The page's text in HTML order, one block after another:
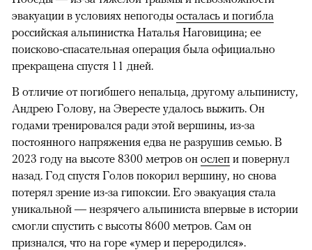
эвакуации в условиях непогоды осталась и погибла
российская альпинистка Наталья Наговицина; ее
поисково-спасательная операция была официально
прекращена спустя 11 дней.
В отличие от погибшего непальца, другому альпинисту,
Андрею Голову, на Эвересте удалось выжить. Он
годами тренировался ради этой вершины, из-за
постоянного напряжения едва не разрушив семью. В
2023 году на высоте 8300 метров он ослеп и повернул
назад. Год спустя Голов покорил вершину, но снова
потерял зрение из-за гипоксии. Его эвакуация стала
уникальной — незрячего альпиниста впервые в истории
смогли спустить с высоты 8600 метров. Сам он
признался, что на горе «умер и переродился».